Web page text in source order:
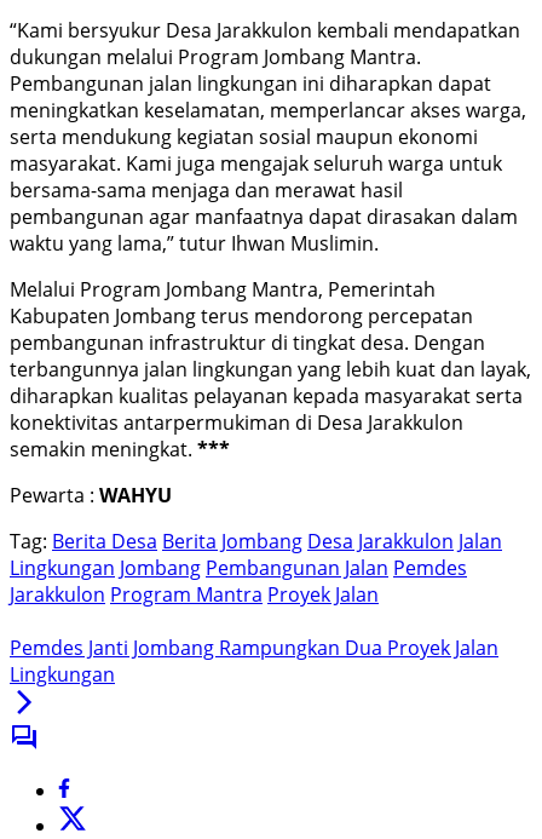
“Kami bersyukur Desa Jarakkulon kembali mendapatkan
dukungan melalui Program Jombang Mantra.
Pembangunan jalan lingkungan ini diharapkan dapat
meningkatkan keselamatan, memperlancar akses warga,
serta mendukung kegiatan sosial maupun ekonomi
masyarakat. Kami juga mengajak seluruh warga untuk
bersama-sama menjaga dan merawat hasil
pembangunan agar manfaatnya dapat dirasakan dalam
waktu yang lama,” tutur Ihwan Muslimin.
Melalui Program Jombang Mantra, Pemerintah
Kabupaten Jombang terus mendorong percepatan
pembangunan infrastruktur di tingkat desa. Dengan
terbangunnya jalan lingkungan yang lebih kuat dan layak,
diharapkan kualitas pelayanan kepada masyarakat serta
konektivitas antarpermukiman di Desa Jarakkulon
semakin meningkat. ***
Pewarta : WAHYU
Tag: Berita Desa Berita Jombang Desa Jarakkulon Jalan
Lingkungan Jombang Pembangunan Jalan Pemdes
Jarakkulon Program Mantra Proyek Jalan
Pemdes Janti Jombang Rampungkan Dua Proyek Jalan
Lingkungan